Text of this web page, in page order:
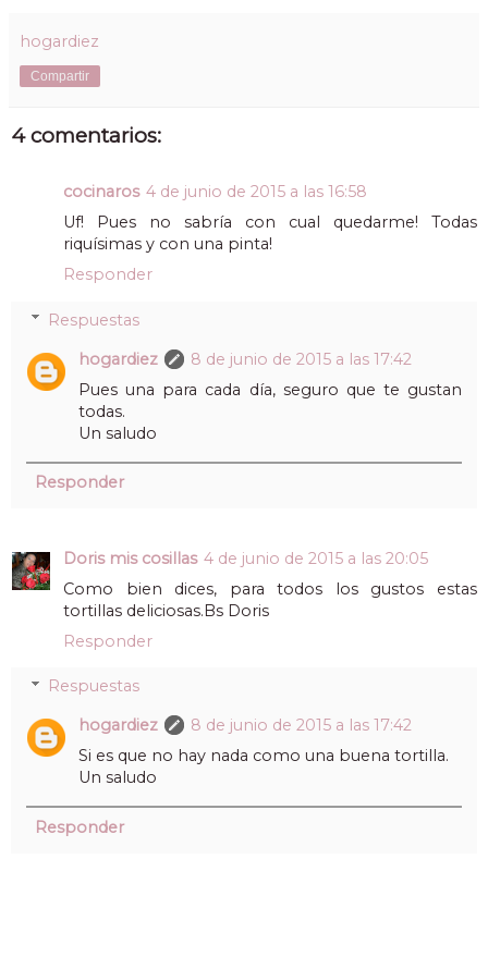
hogardiez
Compartir
4 comentarios:
cocinaros 4 de junio de 2015 a las 16:58
Uf! Pues no sabría con cual quedarme! Todas
riquísimas y con una pinta!
Responder
Respuestas
hogardiez
8 de junio de 2015 a las 17:42
Pues una para cada día, seguro que te gustan
todas.
Un saludo
Responder
Doris mis cosillas 4 de junio de 2015 a las 20:05
Como bien dices, para todos los gustos estas
tortillas deliciosas.Bs Doris
Responder
Respuestas
hogardiez
8 de junio de 2015 a las 17:42
Si es que no hay nada como una buena tortilla.
Un saludo
Responder